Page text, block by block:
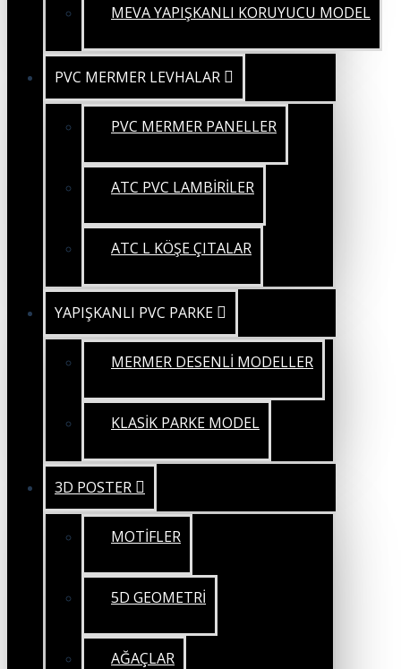
MEVA YAPIŞKANLI KORUYUCU MODEL
PVC MERMER LEVHALAR
PVC MERMER PANELLER
ATC PVC LAMBİRİLER
ATC L KÖŞE ÇITALAR
YAPIŞKANLI PVC PARKE
MERMER DESENLİ MODELLER
KLASİK PARKE MODEL
3D POSTER
MOTİFLER
5D GEOMETRİ
AĞAÇLAR